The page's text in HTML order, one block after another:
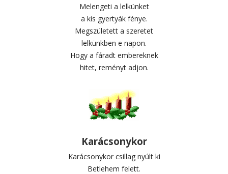
Melengeti a lelkünket
a kis gyertyák fénye.
Megszületett a szeretet
lelkünkben e napon.
Hogy a fáradt embereknek
hitet, reményt adjon.
Karácsonykor
Karácsonykor csillag nyúlt ki
Betlehem felett.